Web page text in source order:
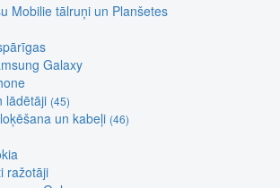
Mobilie tālruņi un Planšetes
Galaxy
lādētāji (45)
un kabeļi (46)
ražotāji